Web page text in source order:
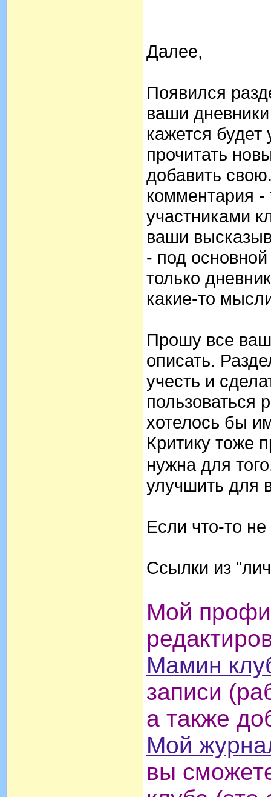
Далее,
Появился
ваши
кажется
прочитать
добавить
комментария
участниками
ваши
- под
только
какие-то
Прошу все
описать.
учесть и
пользоваться
хотелось бы
Критику тоже
нужна для
улучшить для
Если что-то
Ссылки из
Мой
Мамин
записи
а также
Мой
вы